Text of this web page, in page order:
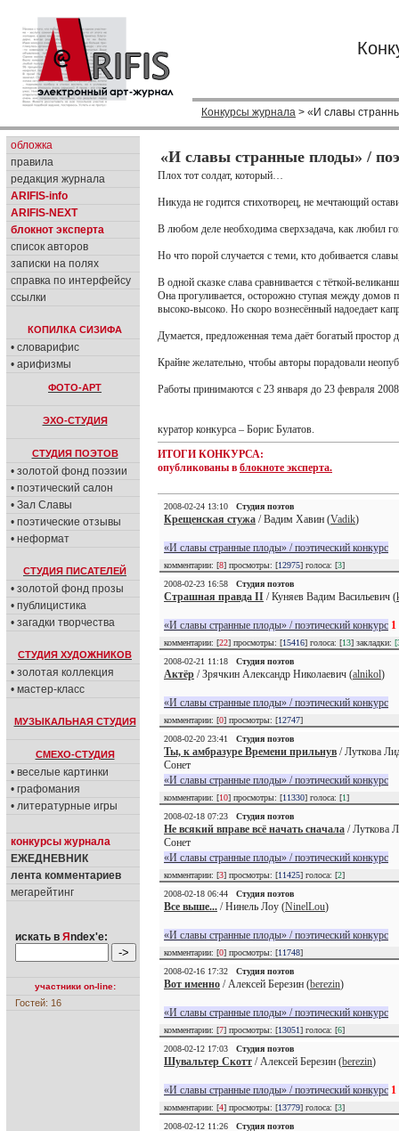
Конкурсы журнала > «И славы
обложка
правила
редакция журнала
ARIFIS-info
ARIFIS-NEXT
блокнот эксперта
список авторов
записки на полях
справка по интерфейсу
ссылки
КОПИЛКА СИЗИФА
• словарифис
• арифизмы
ФОТО-АРТ
ЭХО-СТУДИЯ
СТУДИЯ ПОЭТОВ
• золотой фонд поэзии
• поэтический салон
• Зал Славы
• поэтические отзывы
• неформат
СТУДИЯ ПИСАТЕЛЕЙ
• золотой фонд прозы
• публицистика
• загадки творчества
СТУДИЯ ХУДОЖНИКОВ
• золотая коллекция
• мастер-класс
МУЗЫКАЛЬНАЯ СТУДИЯ
СМЕХО-СТУДИЯ
• веселые картинки
• графомания
• литературные игры
конкурсы журнала
ЕЖЕДНЕВНИК
лента комментариев
мегарейтинг
искать в Я ndex'е:
участники on-line:
Гостей: 16
«И славы странные плоды» /
Плох тот солдат, который…
Никуда не годится стихотворец, не мечтающий
В любом деле необходима сверхзадача, как любил
Но что порой случается с теми, кто добивается
В одной сказке слава сравнивается с тёткой-
Она прогуливается, осторожно ступая между домов
высоко-высоко. Но скоро вознесённый надоедает
Думается, предложенная тема даёт богатый
Крайне желательно, чтобы авторы порадовали
Работы принимаются c 23 января до 23 февраля
куратор конкурса – Борис Булатов.
ИТОГИ КОНКУРСА:
опубликованы в блокноте эксперта.
2008-02-24 13:10 Студия поэтов
Крещенская стужа / Вадим Хавин (Vadik)
«И славы странные плоды» / поэтический конкурс
комментарии: [8] просмотры: [12975] голоса: [3]
2008-02-23 16:58
Студия поэтов
Страшная правда II / Куняев Вадим Васильевич (
«И славы странные плоды» / поэтический конкурс 1
комментарии: [22] просмотры: [15416] голоса: [13] закладки:
2008-02-21 11:18
Студия поэтов
Актёр / Зрячкин Александр Николаевич (alnikol)
«И славы странные плоды» / поэтический конкурс
комментарии: [0] просмотры: [12747]
2008-02-20 23:41
Студия поэтов
Ты, к амбразуре Времени прильнув / Луткова
Сонет
«И славы странные плоды» / поэтический конкурс
комментарии: [10] просмотры: [11330] голоса: [1]
2008-02-18 07:23
Студия поэтов
Не всякий вправе всё начать сначала / Луткова
Сонет
«И славы странные плоды» / поэтический конкурс
комментарии: [3] просмотры: [11425] голоса: [2]
2008-02-18 06:44
Студия поэтов
Все выше... / Нинель Лоу (NinelLou)
«И славы странные плоды» / поэтический конкурс
комментарии: [0] просмотры: [11748]
2008-02-16 17:32
Студия поэтов
Вот именно / Алексей Березин (berezin)
«И славы странные плоды» / поэтический конкурс
комментарии: [7] просмотры: [13051] голоса: [6]
2008-02-12 17:03
Студия поэтов
Шувальтер Скотт / Алексей Березин (berezin)
«И славы странные плоды» / поэтический конкурс 1
комментарии: [4] просмотры: [13779] голоса: [3]
2008-02-12 11:26
Студия поэтов